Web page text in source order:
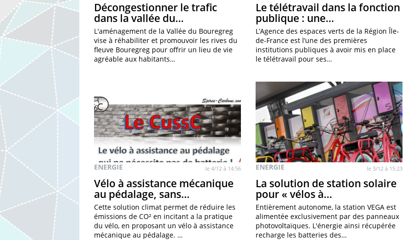
Décongestionner le trafic
dans la vallée du…
L'aménagement de la Vallée du Bouregreg
vise à réhabiliter et promouvoir les rives du
fleuve Bouregreg pour offrir un lieu de vie
agréable aux habitants…
Le télétravail dans la fonction
publique : une…
L’Agence des espaces verts de la Région Île-
de-France est l’une des premières
institutions publiques à avoir mis en place
le télétravail pour ses…
ENERGIE le 4/12 à 14:56
Vélo à assistance mécanique
au pédalage, sans…
Cette solution climat permet de réduire les
émissions de CO² en incitant a la pratique
du vélo, en proposant un vélo à assistance
mécanique au pédalage. …
ENERGIE le 3/12 à 15:23
La solution de station solaire
pour « vélos à…
Entièrement autonome, la station VEGA est
alimentée exclusivement par des panneaux
photovoltaïques. L'énergie ainsi récupérée
recharge les batteries des…